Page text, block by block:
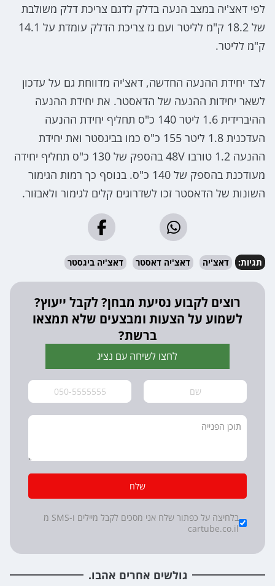
לפי דאצ'יה במצב הנעה בדלק לדגם צריכת דלק משולבת
של 18.2 ק"מ לליטר ועם גז צריכת הדלק עומדת על 14.1
ק"מ לליטר.
לצד יחידת ההנעה החדשה, דאצ'יה מדווחת גם על עדכון
לשאר יחידות ההנעה של הדאסטר. את יחידת ההנעה
ההיברידית 1.6 ליטר 140 כ"ס תחליף יחידת ההנעה
העדכנית 1.8 ליטר 155 כ"ס כמו בביגסטר ואת יחידת
ההנעה 1.2 טורבו 48V בהספק של 130 כ"ס תחליף יחידה
מעודכנת בהספק של 140 כ"ס. בנוסף כך רמות הגימור
השונות של הדאסטר זכו לשדרוגים קלים לגימור ולאבזור.
תגיות: דאצ'יה דאצ'יה דאסטר דאצ'יה ביגסטר
רוצים לקבוע נסיעת מבחן? לקבל ייעוץ?
לשמוע על הצעות ומבצעים שלא תמצאו
ברשת?
לחצו לשיחה עם נציג
שלח
Checkboxes
*
בלחיצה על כפתור שלח אני מסכים לקבל מיילים ו-SMS מ
cartube.co.il
גולשים אחרים אהבו.